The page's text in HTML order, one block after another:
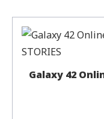
Galaxy 42